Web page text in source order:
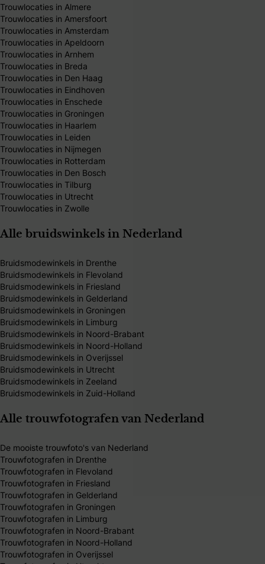
Trouwlocaties in Almere
Trouwlocaties in Amersfoort
Trouwlocaties in Amsterdam
Trouwlocaties in Apeldoorn
Trouwlocaties in Arnhem
Trouwlocaties in Breda
Trouwlocaties in Den Haag
Trouwlocaties in Eindhoven
Trouwlocaties in Enschede
Trouwlocaties in Groningen
Trouwlocaties in Haarlem
Trouwlocaties in Leiden
Trouwlocaties in Nijmegen
Trouwlocaties in Rotterdam
Trouwlocaties in Den Bosch
Trouwlocaties in Tilburg
Trouwlocaties in Utrecht
Trouwlocaties in Zwolle
Alle bruidswinkels in Nederland
Bruidsmodewinkels in Drenthe
Bruidsmodewinkels in Flevoland
Bruidsmodewinkels in Friesland
Bruidsmodewinkels in Gelderland
Bruidsmodewinkels in Groningen
Bruidsmodewinkels in Limburg
Bruidsmodewinkels in Noord-Brabant
Bruidsmodewinkels in Noord-Holland
Bruidsmodewinkels in Overijssel
Bruidsmodewinkels in Utrecht
Bruidsmodewinkels in Zeeland
Bruidsmodewinkels in Zuid-Holland
Alle trouwfotografen van Nederland
De mooiste trouwfoto's van Nederland
Trouwfotografen in Drenthe
Trouwfotografen in Flevoland
Trouwfotografen in Friesland
Trouwfotografen in Gelderland
Trouwfotografen in Groningen
Trouwfotografen in Limburg
Trouwfotografen in Noord-Brabant
Trouwfotografen in Noord-Holland
Trouwfotografen in Overijssel